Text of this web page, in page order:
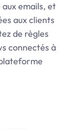
emails, et
aux clients
de règles
connectés à